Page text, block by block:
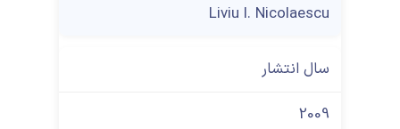
Liviu I. Nicolaescu
سال انتشار
2009